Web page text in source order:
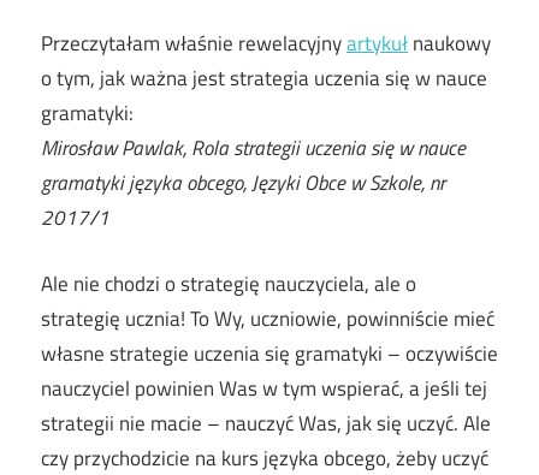
Przeczytałam właśnie rewelacyjnyartykułnaukowy
o tym, jak ważna jest strategia uczenia się w nauce
gramatyki:
Mirosław Pawlak, Rola strategii uczenia się w nauce
gramatyki języka obcego, Języki Obce w Szkole, nr
2017/1
Ale nie chodzi o strategię nauczyciela, ale o
strategię ucznia! To Wy, uczniowie, powinniście mieć
własne strategie uczenia się gramatyki – oczywiście
nauczyciel powinien Was w tym wspierać, a jeśli tej
strategii nie macie – nauczyć Was, jak się uczyć. Ale
czy przychodzicie na kurs języka obcego, żeby uczyć